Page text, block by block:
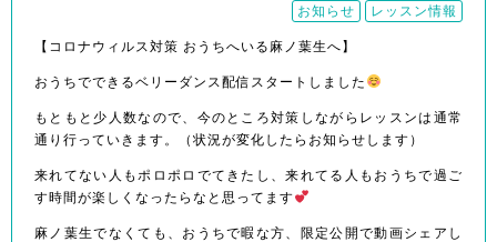
お知らせ レッスン情報
【コロナウィルス対策 おうちへいる麻ノ葉生へ】
おうちでできるベリーダンス配信スタートしました
もともと少人数なので、今のところ対策しながらレッスンは通常
通り行っていきます。（状況が変化したらお知らせします）
来れてない人もポロポロでてきたし、来れてる人もおうちで過ご
す時間が楽しくなったらなと思ってます
麻ノ葉生でなくても、おうちで暇な方、限定公開で動画シェアし